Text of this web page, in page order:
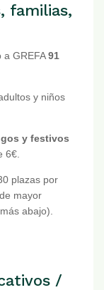
familias,
a GREFA91
y niños
y festivos
6€.
plazas por
mayor
abajo).
/